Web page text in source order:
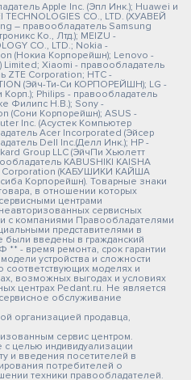
Apple Inc. (Эпл Инк.); Huawei и
CO., LTD. (ХУАВЕЙ
– правообладатель Samsung
Ко., Лтд.); MEIZU -
CO., LTD.; Nokia -
(Нокиа Корпорейшн); Lenovo -
Xiaomi - правообладатель
ZTE Corporation; HTC -
(Эйч-Ти-Си КОРПОРЕЙШН); LG -
Philips - правообладатель
Филипс Н.В.); Sony -
(Сони Корпорейшн); ASUS -
Inc. (Асустек Компьютер
Acer Incorporated (Эйсер
Dell Inc.(Делл Инк.); HP -
Group LLC (ЭйчПи Хьюлетт
KABUSHIKI KAISHA
Corporation (КАБУШИКИ КАЙША
Корпорейшн). Товарные знаки
в отношении которых
центрами
сервисных
с компаниями Правообладателями
представителями в
введены в гражданский
** - время ремонта, срок гарантии
устройства и сложности
моделях и
возможных выгодах и условиях
центрах Pedant.ru. Не является
обслуживание
организацией продавца,
сервис центром.
целью индивидуализации
и введения посетителей в
потребителей о
техники правообладателей.